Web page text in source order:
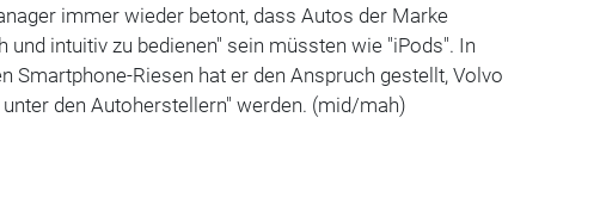
immer wieder betont, dass Autos der Marke
und intuitiv zu bedienen" sein müssten wie "iPods". In
Smartphone-Riesen hat er den Anspruch gestellt, Volvo
den Autoherstellern" werden. (mid/mah)